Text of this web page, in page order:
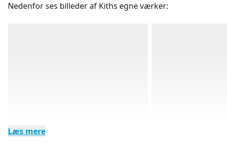
Nedenfor ses billeder af Kiths egne værker:
Læs mere